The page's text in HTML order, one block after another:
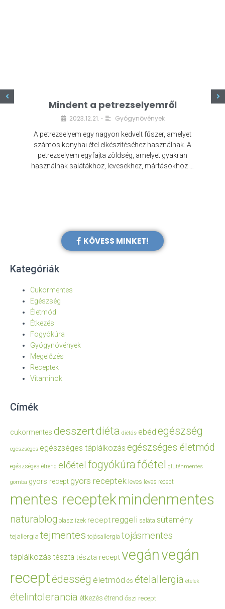
Mindent a petrezselyemről
2023.12.21. • Gyógynövények
A petrezselyem egy nagyon kedvelt fűszer, amelyet
számos konyhai étel elkészítéséhez használnak. A
petrezselyem egyfajta zöldség, amelyet gyakran
használnak salátákhoz, levesekhez, mártásokhoz …
KÖVESS MINKET!
Kategóriák
Cukormentes
Egészség
Életmód
Étkezés
Fogyókúra
Gyógynövények
Megelőzés
Receptek
Vitaminok
Címék
cukormentes desszertdiéta diétás ebéd egészség
egészséges egészséges táplálkozás egészséges életmód
egészséges étrend előétel fogyókúrafőétel gluténmentes
gomba gyors recept gyors receptek leves leves recept
mentes receptekmindenmentes
naturablog olasz ízek recept reggeli saláta sütemény
tejallergia tejmentes tojásallergia tojásmentes
táplálkozás tészta tészta receptvegánvegán
receptédesség életmód és ételallergia ételek
ételintolerancia étkezés étrend őszi recept